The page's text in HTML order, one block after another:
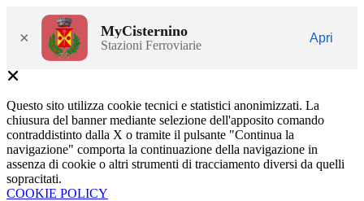
× MyCisternino
Stazioni Ferroviarie
Apri
Questo sito utilizza cookie tecnici e statistici anonimizzati. La
chiusura del banner mediante selezione dell'apposito comando
contraddistinto dalla X o tramite il pulsante "Continua la
navigazione" comporta la continuazione della navigazione in
assenza di cookie o altri strumenti di tracciamento diversi da quelli
sopracitati.
COOKIE POLICY